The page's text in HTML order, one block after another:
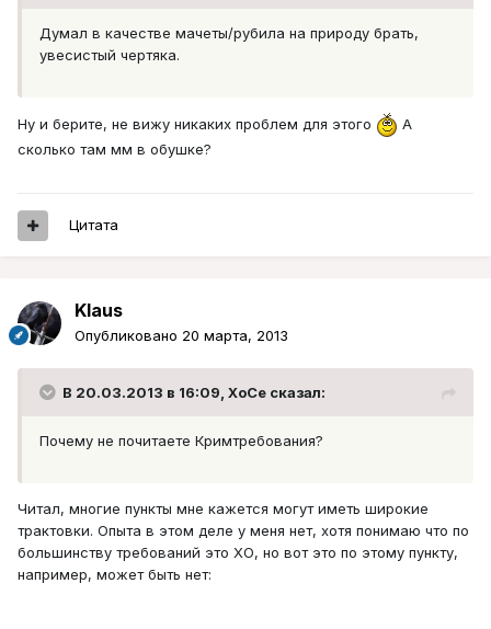
Думал в качестве мачеты/рубила на природу брать,
увесистый чертяка.
Ну и берите, не вижу никаких проблем для этого
А
сколько там мм в обушке?
Цитата
Klaus
Опубликовано 20 марта, 2013
В 20.03.2013 в 16:09, XoCe сказал:
Почему не почитаете Кримтребования?
Читал, многие пункты мне кажется могут иметь широкие
трактовки. Опыта в этом деле у меня нет, хотя понимаю что по
большинству требований это ХО, но вот это по этому пункту,
например, может быть нет: